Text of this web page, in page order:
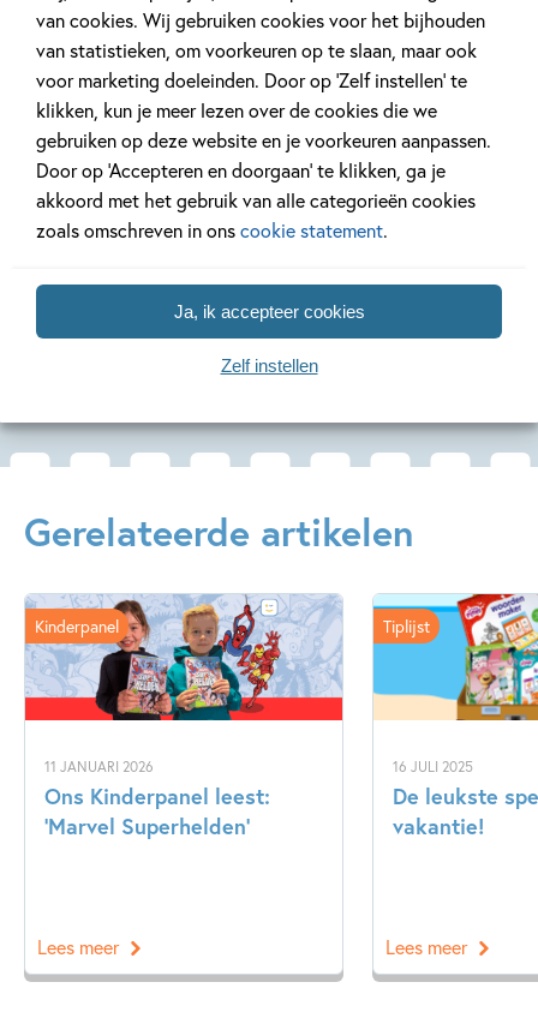
van cookies. Wij gebruiken cookies voor het bijhouden
van statistieken, om voorkeuren op te slaan, maar ook
voor marketing doeleinden. Door op ‘Zelf instellen’ te
klikken, kun je meer lezen over de cookies die we
gebruiken op deze website en je voorkeuren aanpassen.
Door op ‘Accepteren en doorgaan’ te klikken, ga je
akkoord met het gebruik van alle categorieën cookies
zoals omschreven in onscookie statement.
Ja, ik accepteer cookies
Zelf instellen
Leren lezen AVI
M3 – stip, pas
op!
10, 99
Hardcover
Leren lezen AVI
M3 – mon van
het bos
10,99
Hardcover
M3 –
10
Gerelateerde artikelen
11 JANUARI 2026
Ons Kinderpanel leest:
‘Marvel Superhelden’
Kinderpanel
Lees meer
16 JULI 2025
De leukste
vakantie!
Tiplijst
Lees meer